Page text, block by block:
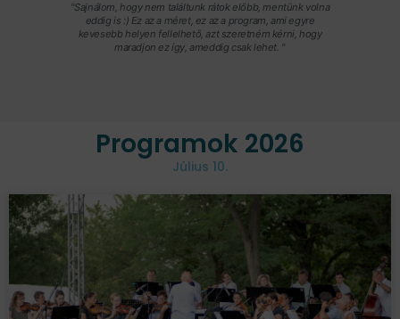
"Sajnálom, hogy nem találtunk rátok előbb, mentünk volna
eddig is :) Ez az a méret, ez az a program, ami egyre
kevesebb helyen fellelhető, azt szeretném kérni, hogy
maradjon ez így, ameddig csak lehet. "
Programok 2026
Július 10.